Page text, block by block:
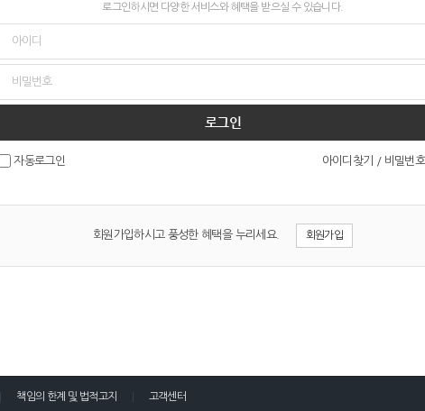
로그인하시면 다양한 서비스와 혜택을 받으실 수 있습니다.
로그인
자동로그인 아이디찾기 / 비밀번
회원가입하시고 풍성한 혜택을 누리세요. 회원가입
책임의 한계 및 법적고지 고객센터